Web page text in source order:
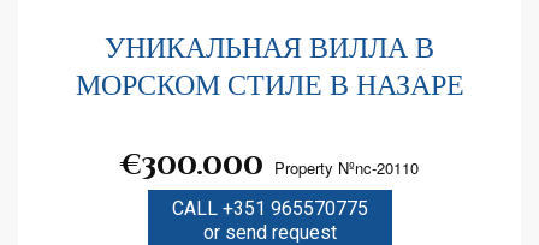
УНИКАЛЬНАЯ ВИЛЛА В
МОРСКОМ СТИЛЕ В НАЗАРЕ
€300.000 Property Nºnc-20110
CALL +351 965570775
or send request